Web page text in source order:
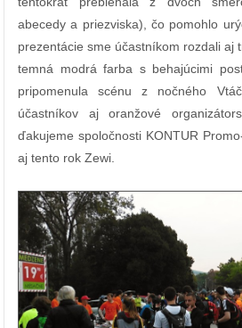
abecedy a priezviska), čo pomohlo
prezentácie sme účastníkom rozdali aj
temná modrá farba s behajúcimi
pripomenula scénu z nočného
účastníkov aj oranžové
ďakujeme spoločnosti KONTUR
aj tento rok Zewi.